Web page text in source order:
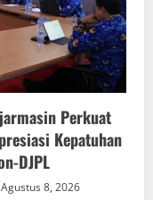
Perkuat
Kepatuhan
DJPL
Agustus 8, 2026